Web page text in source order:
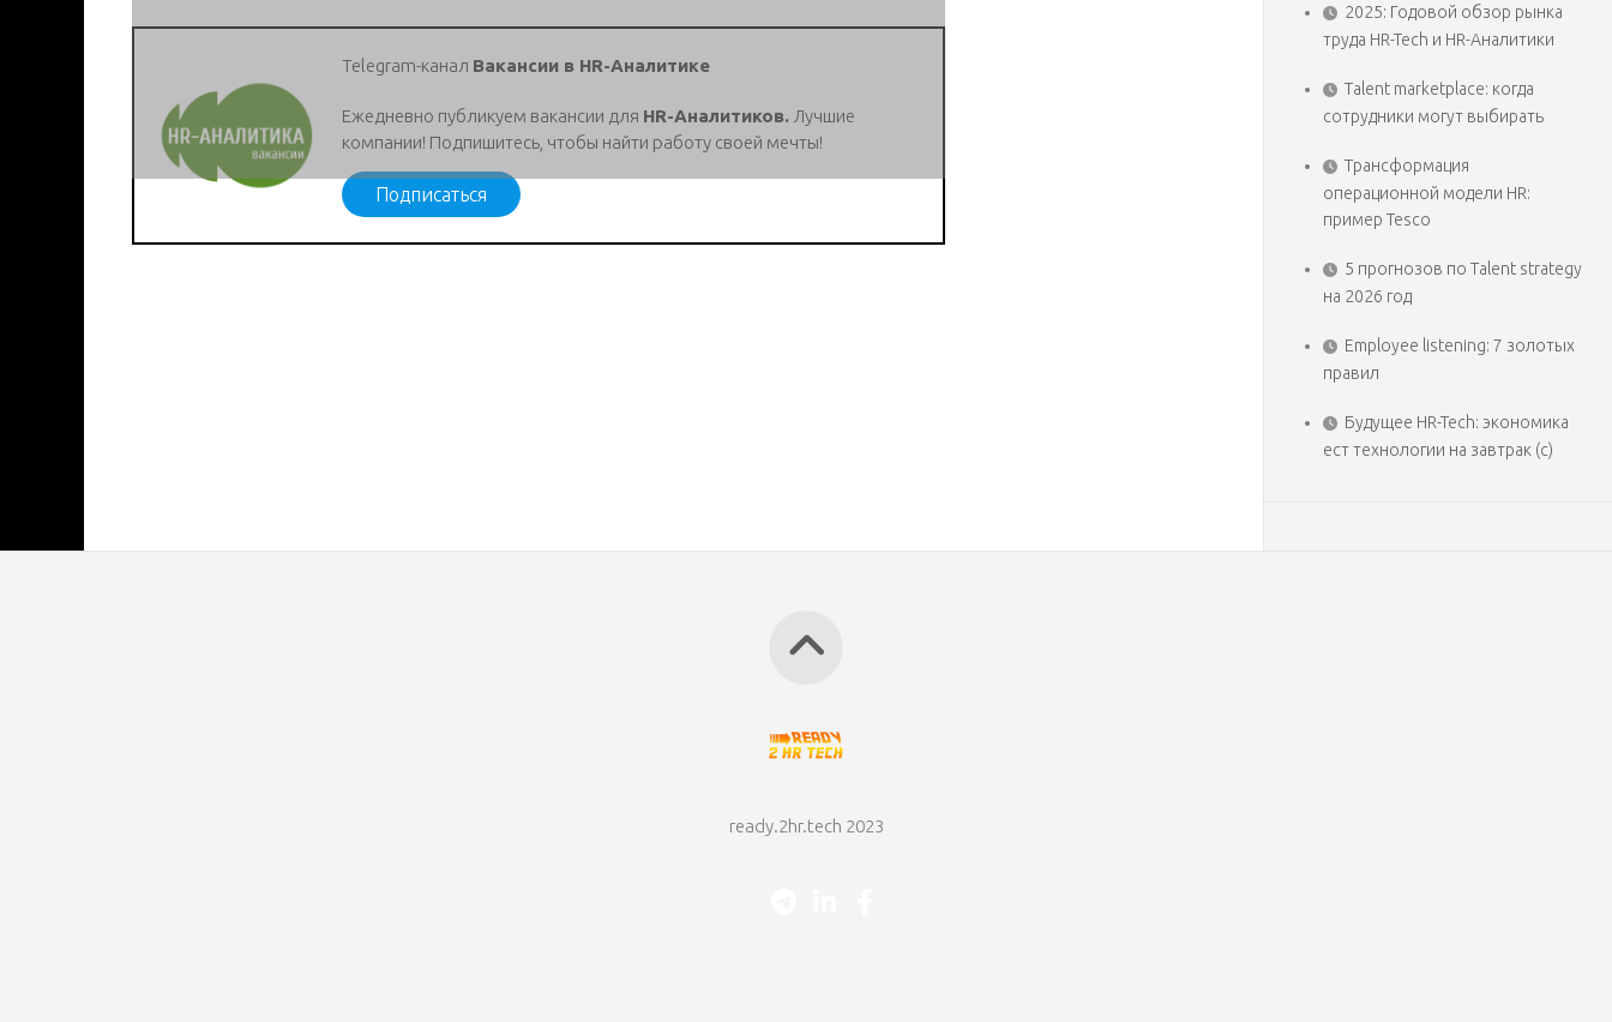
Telegram-канал Вакансии в HR-Аналитике
Ежедневно публикуем вакансии для HR-Аналитиков. Лучшие
компании! Подпишитесь, чтобы найти работу своей мечты!
Подписаться
2025: Годовой обзор рынка
труда HR-Tech и HR-Аналитики
Talent marketplace: когда
сотрудники могут выбирать
Трансформация
операционной модели HR:
пример Tesco
5 прогнозов по Talent strategy
на 2026 год
Employee listening: 7 золотых
правил
Будущее HR-Tech: экономика
ест технологии на завтрак (с)
ready.2hr.tech 2023